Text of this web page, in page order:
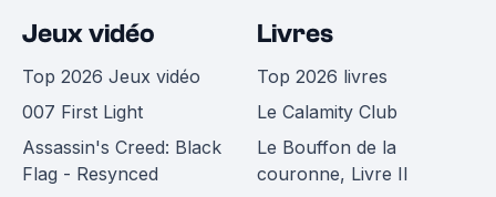
Jeux vidéo
Top 2026 Jeux vidéo
007 First Light
Assassin's Creed: Black
Flag - Resynced
Livres
Top 2026 livres
Le Calamity Club
Le Bouffon de la
couronne, Livre II